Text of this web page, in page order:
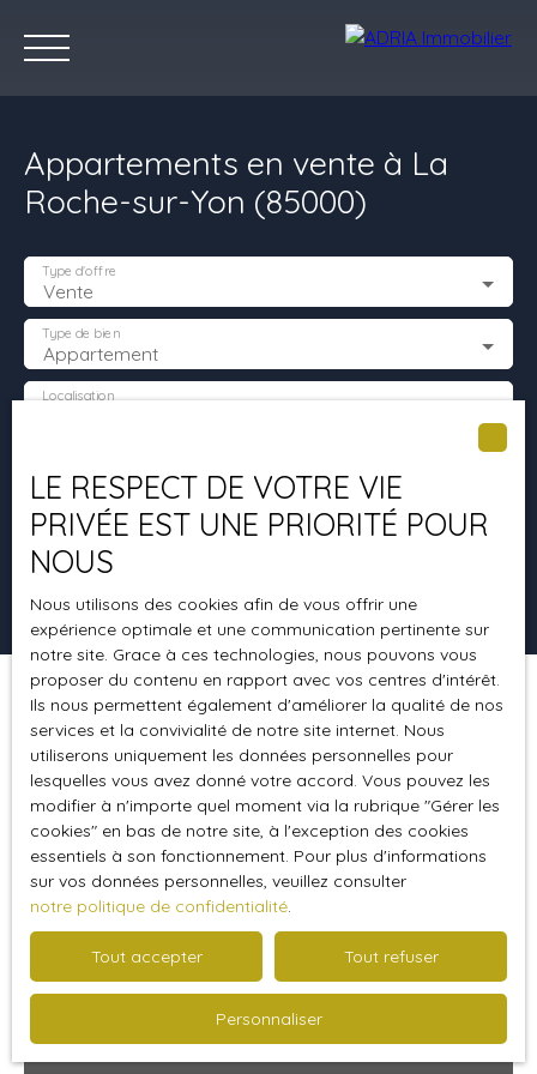
Accueil Acheter
Appartements en vente à La
Roche-sur-Yon (85000)
Vente
Type d'offre
Appartement
Type de bien
Localisation
Surface min (m²)
Rechercher
Pertinence
Trier par Créer une alerte
225 500€
Coup de cœur
LE RESPECT DE VOTRE VIE
PRIVÉE EST UNE PRIORITÉ POUR
NOUS
Nous utilisons des cookies afin de vous offrir une
expérience optimale et une communication pertinente sur
notre site. Grace à ces technologies, nous pouvons vous
proposer du contenu en rapport avec vos centres d'intérêt.
Ils nous permettent également d'améliorer la qualité de nos
services et la convivialité de notre site internet. Nous
utiliserons uniquement les données personnelles pour
lesquelles vous avez donné votre accord. Vous pouvez les
modifier à n'importe quel moment via la rubrique ″Gérer les
cookies″ en bas de notre site, à l'exception des cookies
essentiels à son fonctionnement. Pour plus d'informations
sur vos données personnelles, veuillez consulter
notre politique de confidentialité.
Tout accepter Tout refuser
Personnaliser